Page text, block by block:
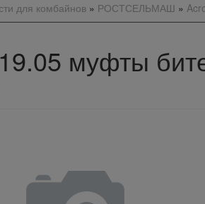
для комбайнов» РОСТСЕЛЬМАШ »
муфты